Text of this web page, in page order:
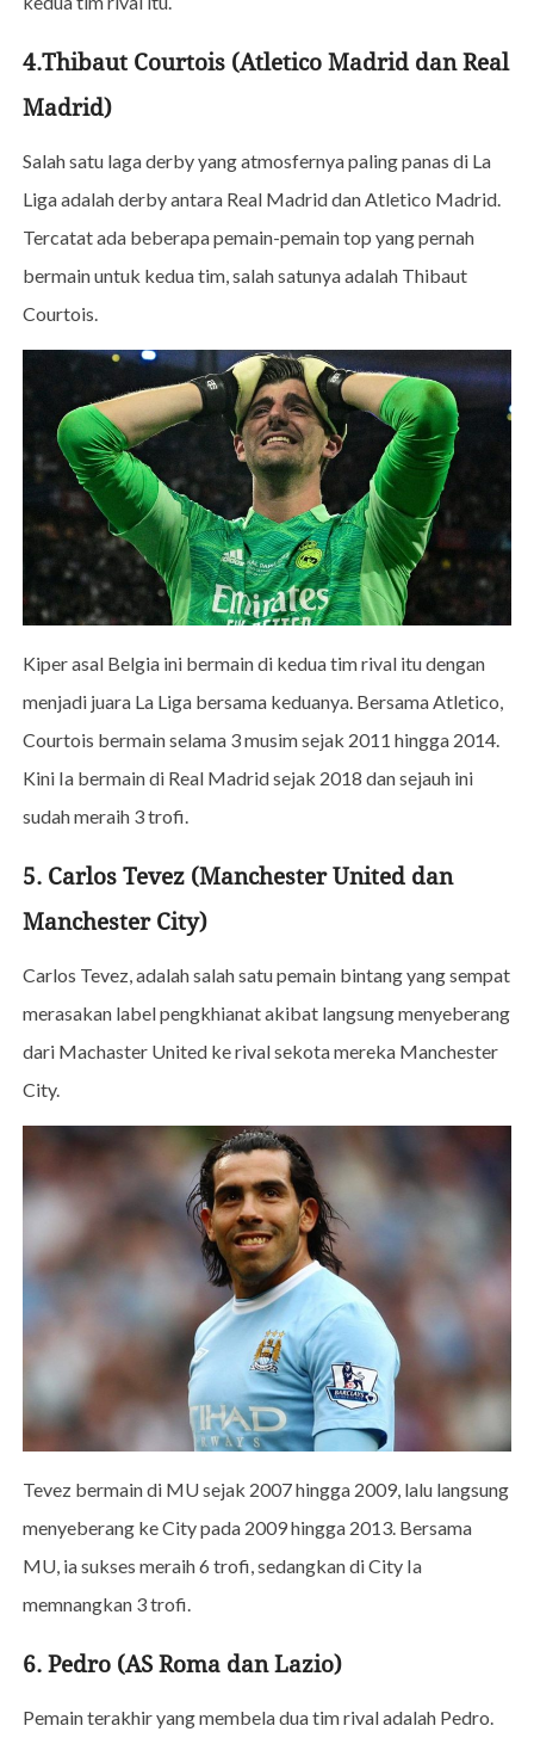
4.Thibaut Courtois (Atletico Madrid dan Real
Madrid)
Salah satu laga derby yang atmosfernya paling panas di La
Liga adalah derby antara Real Madrid dan Atletico Madrid.
Tercatat ada beberapa pemain-pemain top yang pernah
bermain untuk kedua tim, salah satunya adalah Thibaut
Courtois.
Kiper asal Belgia ini bermain di kedua tim rival itu dengan
menjadi juara La Liga bersama keduanya. Bersama Atletico,
Courtois bermain selama 3 musim sejak 2011 hingga 2014.
Kini Ia bermain di Real Madrid sejak 2018 dan sejauh ini
sudah meraih 3 trofi.
5. Carlos Tevez (Manchester United dan
Manchester City)
Carlos Tevez, adalah salah satu pemain bintang yang sempat
merasakan label pengkhianat akibat langsung menyeberang
dari Machaster United ke rival sekota mereka Manchester
City.
Tevez bermain di MU sejak 2007 hingga 2009, lalu langsung
menyeberang ke City pada 2009 hingga 2013. Bersama
MU, ia sukses meraih 6 trofi, sedangkan di City Ia
memnangkan 3 trofi.
6. Pedro (AS Roma dan Lazio)
Pemain terakhir yang membela dua tim rival adalah Pedro.